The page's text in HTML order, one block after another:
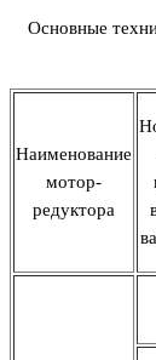
Основные
Наименование
мотор-
редуктора